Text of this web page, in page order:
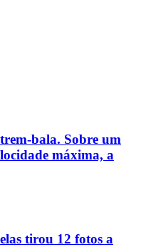
bala. Sobre um
máxima, a
tirou 12 fotos a